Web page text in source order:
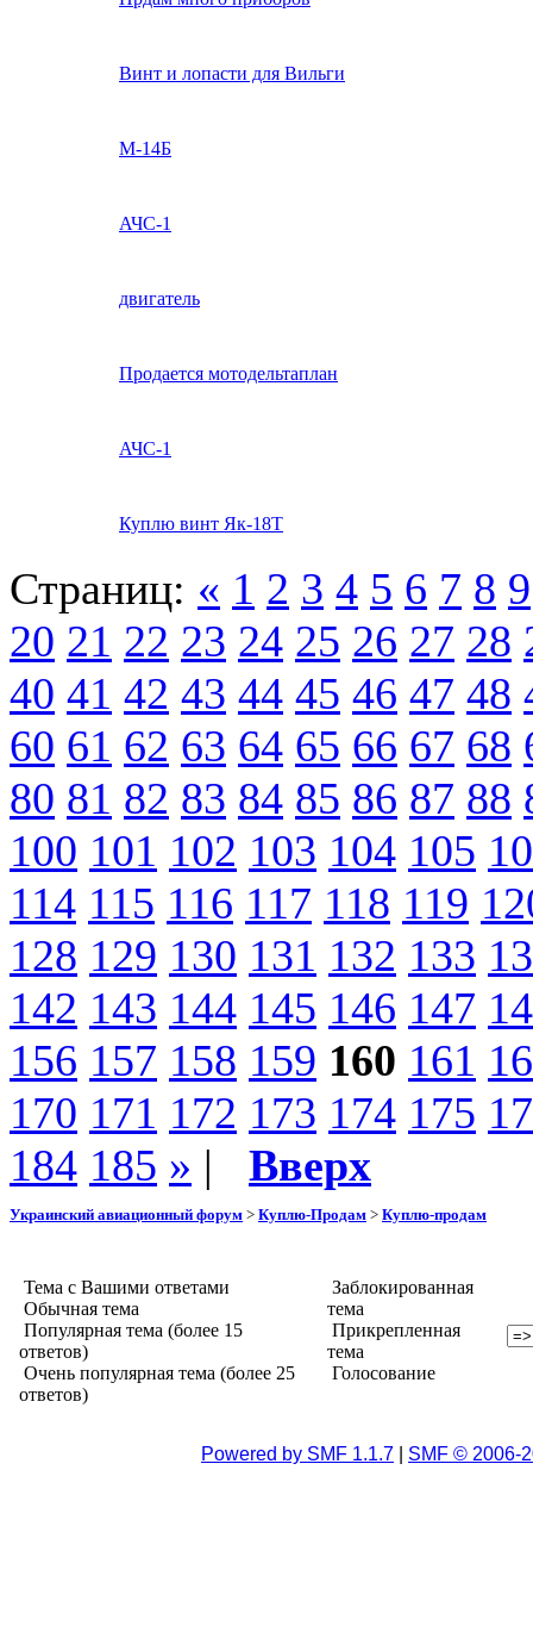
Винт и лопасти для Вильги
М-14Б
АЧС-1
двигатель
Продается мотодельтаплан
АЧС-1
Куплю винт Як-18Т
Страниц: « 1 2 3 4 5 6 7 8 9
20 21 22 23 24 25 26 27 28
40 41 42 43 44 45 46 47 48
60 61 62 63 64 65 66 67 68
80 81 82 83 84 85 86 87 88
100 101 102 103 104 105
114 115 116 117 118 119
128 129 130 131 132 133
142 143 144 145 146 147
156 157 158 159 160 161
170 171 172 173 174 175
184 185 » | Вверх
Украинский авиационный форум > Куплю-Продам > Куплю-продам
Тема с Вашими ответами
Обычная тема
Популярная тема (более 15
ответов)
Очень популярная тема (более 25
ответов)
Заблокированная
тема
Прикрепленная
тема
Голосование
Powered by SMF 1.1.7 SMF © 2006-